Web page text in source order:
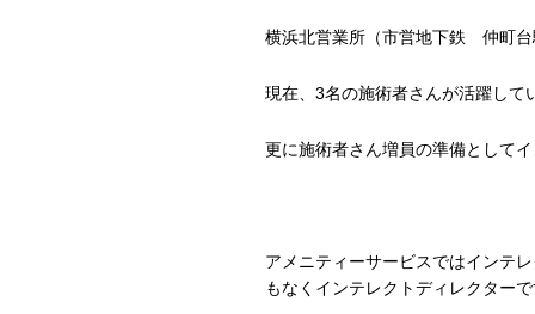
横浜北営業所（市営地下鉄 仲町台
現在、3名の施術者さんが活躍して
更に施術者さん増員の準備として
アメニティーサービスではインテ
もなくインテレクトディレクター